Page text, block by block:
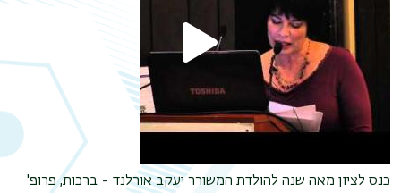
כנס לציון מאה שנה להולדת המשורר יעקב אורלנד - ברכות, פרופ'